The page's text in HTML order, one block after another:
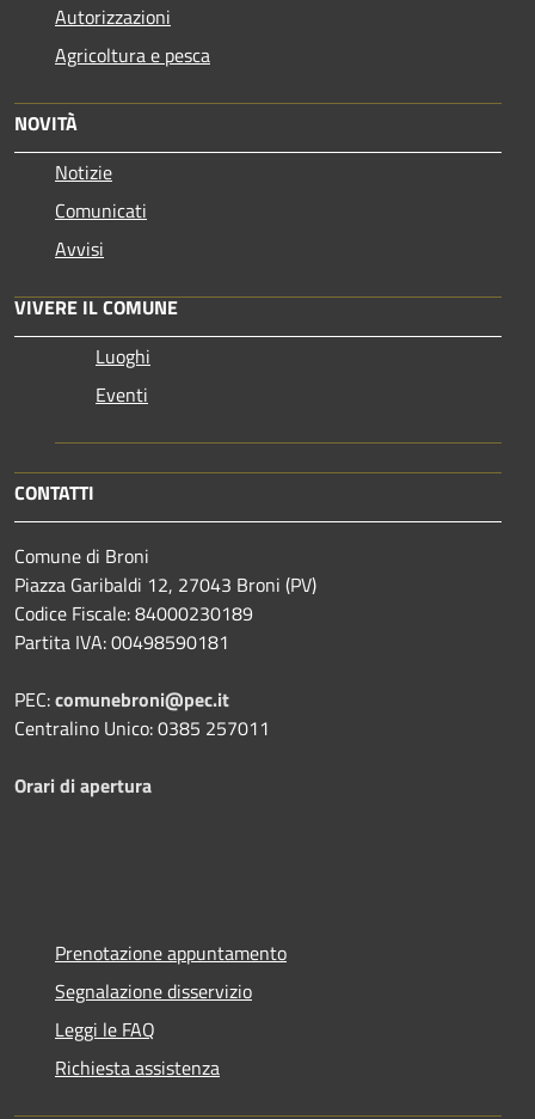
Autorizzazioni
Agricoltura e pesca
NOVITÀ
Notizie
Comunicati
Avvisi
VIVERE IL COMUNE
Luoghi
Eventi
CONTATTI
Comune di Broni
Piazza Garibaldi 12, 27043 Broni (PV)
Codice Fiscale: 84000230189
Partita IVA: 00498590181
PEC:comunebroni@pec.it
Centralino Unico: 0385 257011
Orari di apertura
Prenotazione appuntamento
Segnalazione disservizio
Leggi le FAQ
Richiesta assistenza